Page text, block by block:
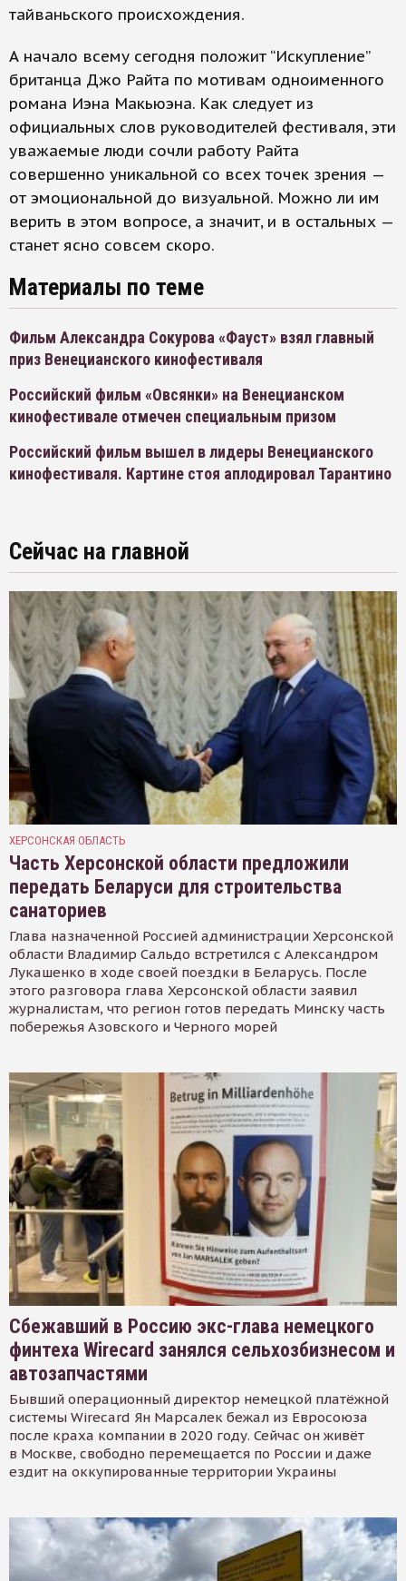
тайваньского происхождения.
А начало всему сегодня положит “Искупление”
британца Джо Райта по мотивам одноименного
романа Иэна Макьюэна. Как следует из
официальных слов руководителей фестиваля, эти
уважаемые люди сочли работу Райта
совершенно уникальной со всех точек зрения —
от эмоциональной до визуальной. Можно ли им
верить в этом вопросе, а значит, и в остальных —
станет ясно совсем скоро.
Материалы по теме
Фильм Александра Сокурова «Фауст» взял главный
приз Венецианского кинофестиваля
Российский фильм «Овсянки» на Венецианском
кинофестивале отмечен специальным призом
Российский фильм вышел в лидеры Венецианского
кинофестиваля. Картине стоя аплодировал Тарантино
Сейчас на главной
ХЕРСОНСКАЯ ОБЛАСТЬ
Часть Херсонской области предложили
передать Беларуси для строительства
санаториев
Глава назначенной Россией администрации Херсонской
области Владимир Сальдо встретился с Александром
Лукашенко в ходе своей поездки в Беларусь. После
этого разговора глава Херсонской области заявил
журналистам, что регион готов передать Минску часть
побережья Азовского и Черного морей
Сбежавший в Россию экс-глава немецкого
финтеха Wirecard занялся сельхозбизнесом и
автозапчастями
Бывший операционный директор немецкой платёжной
системы Wirecard Ян Марсалек бежал из Евросоюза
после краха компании в 2020 году. Сейчас он живёт
в Москве, свободно перемещается по России и даже
ездит на оккупированные территории Украины